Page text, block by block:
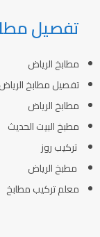
تفصيل مطابخ
مطابخ الرياض
تفصيل مطابخ الرياض
مطابخ الرياض
مطبخ البيت الحديث
تركيب روز
مطبخ الرياض
معلم تركيب مطابخ